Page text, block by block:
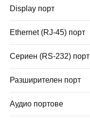
Display порт
Ethernet (RJ-45) порт
Сериен (RS-232) порт
Разширителен порт
Аудио портове